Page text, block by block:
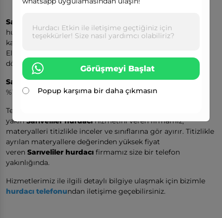
Sarıveliler Hurdacı
hurdaları iletişime geçerek geri dönüşüme
kazandırabilirsiniz.
Elinizdeki hurdaları
dönüşüme katkıda bulunabilirsiniz.
Sarıveliler hurdacımalzemenizi değerinin üstünde alır ve
%100 müşteri memnuniyeti odaklı çalışır.
Tecrübesini ve bilgi birikimini birleştirerek size en
yakınSarıveliler hurdacıhizmetini veren firmamız,
materyalleri titizlikle inceler ve sınıflarına gör ayırır. Titizlikle
ayrılan materyallere değerinden yüksek fiyat
veren Sarıveliler hurdacı firmamız size bir telefon
yakınlığında.
Hizmetlerimiz ile ilgili detaylı bilgiye ulaşmak için bizimle
hurdacı telefonundan iletişime geçebilirsiniz.
Hurdacı Etkin ile iletişime geçtiğiniz için
teşekkürler! Size nasıl yardımcı olabiliriz?
Görüşmeyi Başlat
Popup karşıma bir daha çıkmasın